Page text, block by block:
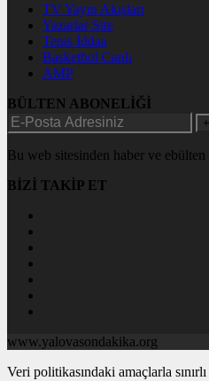
TV Yayın Akışları
Yazarlar Site
Tenis İddaa
Basketbol Canlı
AMP
BÜLTEN ABONELİĞİ
+
Bu web sitesinden haber ve
BİZİ TAKİP ET
www.yalovasondakika.org
Veri politikasındaki amaçlarla